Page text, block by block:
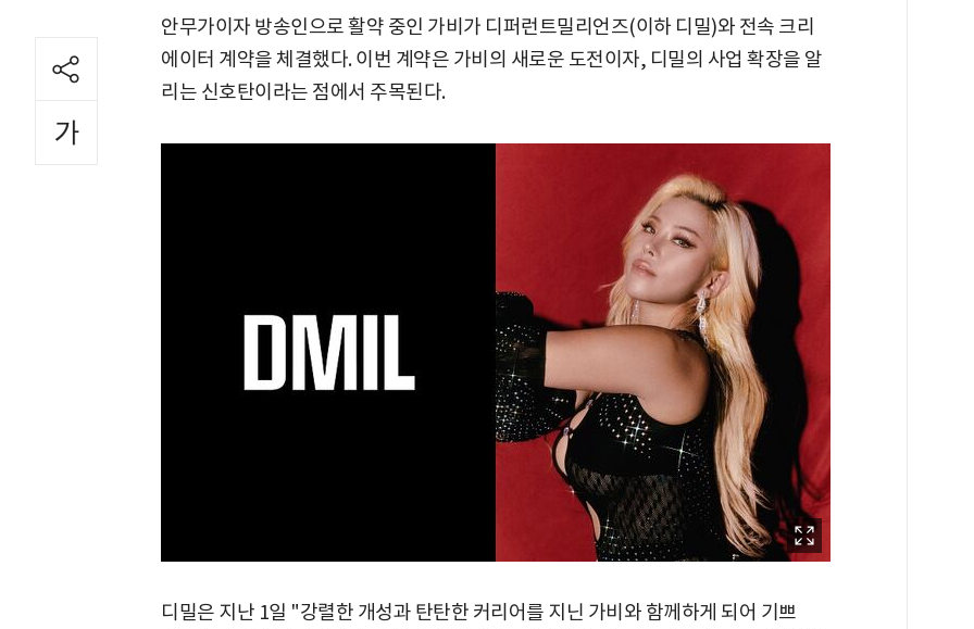
안무가이자 방송인으로 활약 중인 가비가 디퍼런트밀리언즈(이하 디밀)와 전속 크리
에이터 계약을 체결했다. 이번 계약은 가비의 새로운 도전이자, 디밀의 사업 확장을 알
리는 신호탄이라는 점에서 주목된다.
디밀은 지난 1일 "강렬한 개성과 탄탄한 커리어를 지닌 가비와 함께하게 되어 기쁘